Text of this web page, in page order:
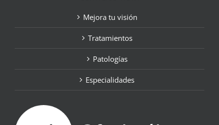
Mejora tu visión
Tratamientos
Patologías
Especialidades